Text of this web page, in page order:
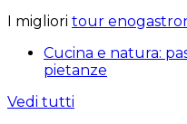
I migliori tour
Cucina e natura:
pietanze
Vedi tutti